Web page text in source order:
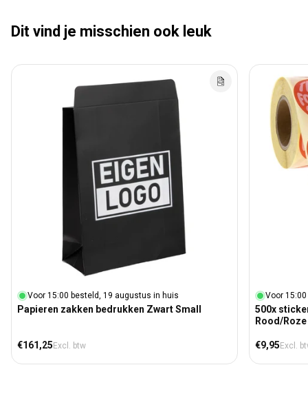
Dit vind je misschien ook leuk
Voor 15:00 besteld, 19 augustus in huis
Papieren zakken bedrukken Zwart Small
Normale prijs
€161,25Excl. btw
Voor
500x
Rood/
Normale
€9,95Excl.